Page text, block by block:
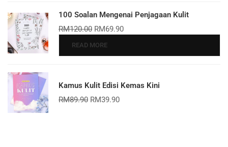
100 Soalan Mengenai Penjagaan Kulit
RM120.00 RM69.90
READ MORE
Kamus Kulit Edisi Kemas Kini
RM89.90 RM39.90